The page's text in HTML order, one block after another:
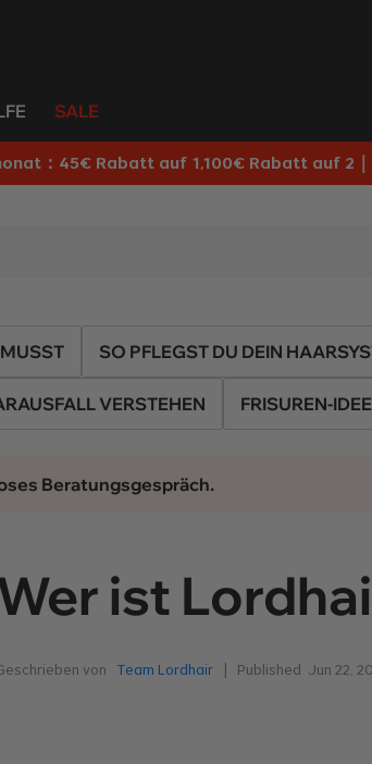
SALE
：45€ Rabatt auf 1,100€ Rabatt auf 2｜
SO PFLEGST DU DEIN
VERSTEHEN FRISUREN-
Beratungsgespräch.
ist
von Team Lordhair | Published Jun 22,